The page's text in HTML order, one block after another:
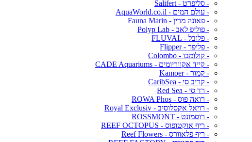
- סליפרט - Salifert
- עולם המים - AquaWorld.co.il
- פאונה מרין - Fauna Marin
- פוליפ לאב - Polyp Lab
- פלובל - FLUVAL
- פליפר - Flipper
- קולומבו - Colombo
- קייד אקווריומים - CADE Aquariums
- קמור - Kamoer
- קריב סי - CaribSea
- רד סי - Red Sea
- רואה פוס - ROWA Phos
- רויאל אקסלוסיב - Royal Exclusiv
- רוסמונט - ROSSMONT
- ריף אוקטופוס - REEF OCTOPUS
- ריף פלאוורס - Reef Flowers